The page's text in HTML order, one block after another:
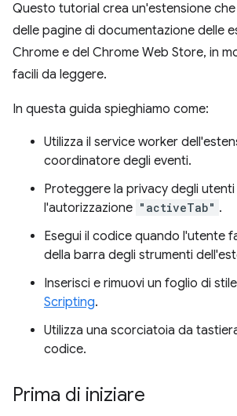
Questo tutorial crea un'estensione
delle pagine di documentazione delle
Chrome e del Chrome Web Store, in
facili da leggere.
In questa guida spieghiamo come:
Utilizza il service worker
coordinatore degli eventi.
Proteggere la privacy degli
l'autorizzazione "activeTab" .
Esegui il codice quando l'utente
della barra degli strumenti
Inserisci e rimuovi un foglio di
Scripting.
Utilizza una scorciatoia da
codice.
Prima di iniziare